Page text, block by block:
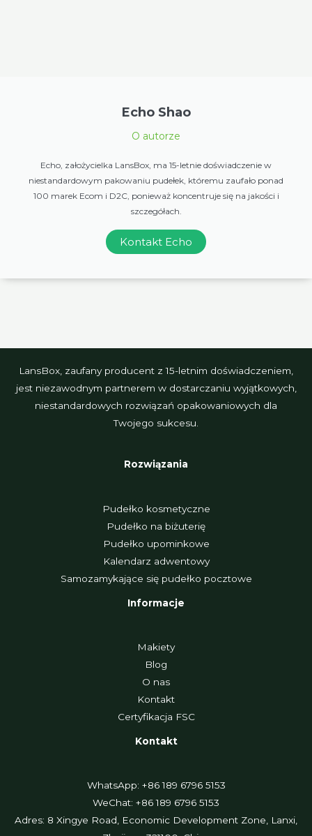
Echo Shao
O autorze
Echo, założycielka LansBox, ma 15-letnie doświadczenie w
niestandardowym pakowaniu pudełek, któremu zaufało ponad
100 marek Ecom i D2C, ponieważ koncentruje się na jakości i
szczegółach.
Kontakt Echo
LansBox, zaufany producent z 15-letnim doświadczeniem,
jest niezawodnym partnerem w dostarczaniu wyjątkowych,
niestandardowych rozwiązań opakowaniowych dla
Twojego sukcesu.
Rozwiązania
Pudełko kosmetyczne
Pudełko na biżuterię
Pudełko upominkowe
Kalendarz adwentowy
Samozamykające się pudełko pocztowe
Informacje
Makiety
Blog
O nas
Kontakt
Certyfikacja FSC
Kontakt
WhatsApp: +86 189 6796 5153
WeChat: +86 189 6796 5153
Adres: 8 Xingye Road, Economic Development Zone, Lanxi,